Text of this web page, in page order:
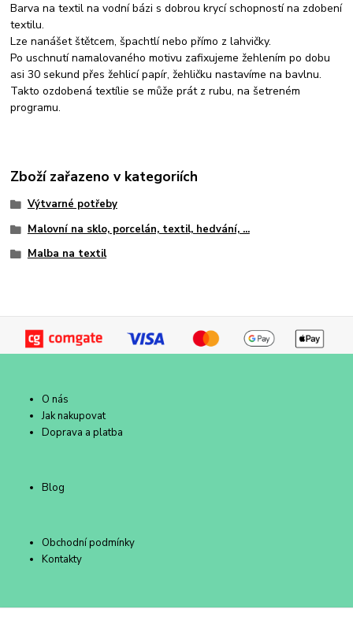
Barva na textil na vodní bázi s dobrou krycí schopností na zdobení
textilu.
Lze nanášet štětcem, špachtlí nebo přímo z lahvičky.
Po uschnutí namalovaného motivu zafixujeme žehlením po dobu
asi 30 sekund přes žehlicí papír, žehličku nastavíme na bavlnu.
Takto ozdobená textílie se může prát z rubu, na šetreném
programu.
Zboží zařazeno v kategoriích
Výtvarné potřeby
Malovní na sklo, porcelán, textil, hedvání, ...
Malba na textil
O nás
Jak nakupovat
Doprava a platba
Blog
Obchodní podmínky
Kontakty